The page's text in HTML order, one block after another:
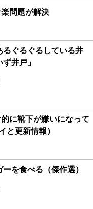
問題が解決
るぐるぐるしている井
井戸」
に靴下が嫌いになって
と更新情報）
を食べる（傑作選）